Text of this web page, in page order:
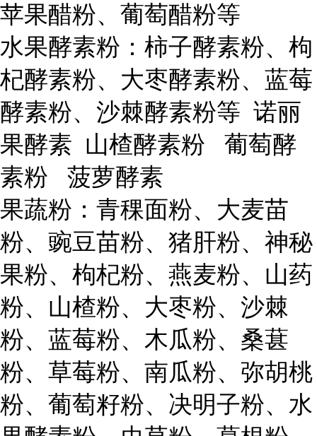
苹果醋粉、葡萄醋粉等
水果酵素粉：柿子酵素粉、枸
杞酵素粉、大枣酵素粉、蓝莓
酵素粉、沙棘酵素粉等 诺丽
果酵素 山楂酵素粉 葡萄酵
素粉 菠萝酵素
果蔬粉：青稞面粉、大麦苗
粉、豌豆苗粉、猪肝粉、神秘
果粉、枸杞粉、燕麦粉、山药
粉、山楂粉、大枣粉、沙棘
粉、蓝莓粉、木瓜粉、桑葚
粉、草莓粉、南瓜粉、弥胡桃
粉、葡萄籽粉、决明子粉、水